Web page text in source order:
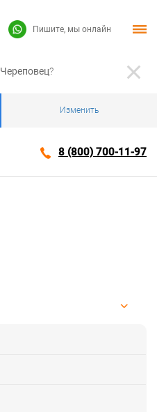
Череповец?
Изменить
8 (800) 700-11-97
Пишите, мы онлайн